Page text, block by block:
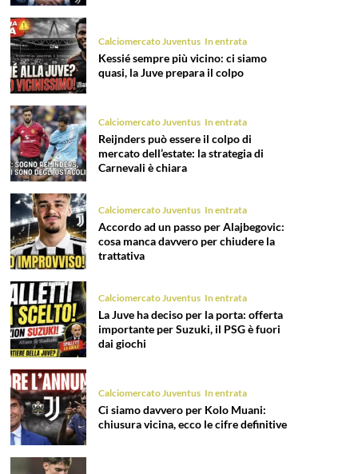
Calciomercato Juventus In entrata
Kessié sempre più vicino: ci siamo
quasi, la Juve prepara il colpo
Calciomercato Juventus In entrata
Reijnders può essere il colpo di
mercato dell’estate: la strategia di
Carnevali è chiara
Calciomercato Juventus In entrata
Accordo ad un passo per Alajbegovic:
cosa manca davvero per chiudere la
trattativa
Calciomercato Juventus In entrata
La Juve ha deciso per la porta: offerta
importante per Suzuki, il PSG è fuori
dai giochi
Calciomercato Juventus In entrata
Ci siamo davvero per Kolo Muani:
chiusura vicina, ecco le cifre definitive